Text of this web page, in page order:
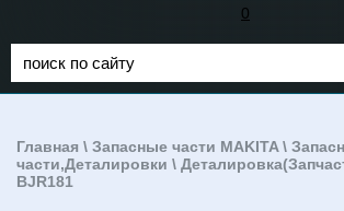
0
Главная \ Запасные части MAKITA \
части,Деталировки \
BJR181